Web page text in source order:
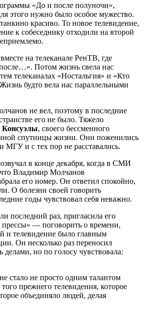
«До и после полуночи»,
этого нужно было особое мужество.
красиво. То новое телевидение,
к собеседнику отходили на второй
на телеканале РенТВ, где
Потом жизнь свела нас
телеканалах «Ностальгия» и «Кто
будто вела нас параллельными
не вел, поэтому в последние
его не было. Тяжело
Консуэлы, своего бессменного
спутницы жизни. Они поженились
МГУ и с тех пор не расставались.
в конце декабря, когда в СМИ
Владимир Молчанов
его номер. Он ответил спокойно,
О болезни своей говорить
годы чувствовал себя неважно.
последний раз, пригласила его
— поговорить о времени,
и телевидение было главным
Он несколько раз переносил
делами, но по голосу чувствовала:
стало не просто одним талантом
прежнего телевидения, которое
объединяло людей, делая